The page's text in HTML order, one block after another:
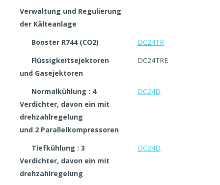
Verwaltung und Regulierung
der Kälteanlage
Booster R744 (CO2)
DC24TR
Flüssigkeitsejektoren
und Gasejektoren
DC24TRE
Normalkühlung : 4
Verdichter, davon ein mit
drehzahlregelung
und 2 Parallelkompressoren
DC24D
Tiefkühlung : 3
Verdichter, davon ein mit
drehzahlregelung
DC24D